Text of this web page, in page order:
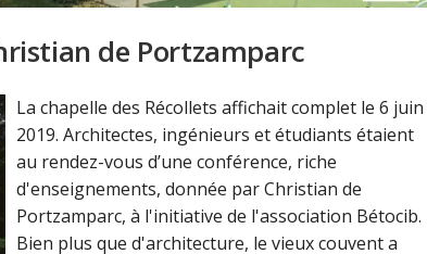
de Portzamparc
La chapelle des Récollets affichait complet le 6 juin
2019. Architectes, ingénieurs et étudiants étaient
au rendez-vous d’une conférence, riche
d'enseignements, donnée par Christian de
Portzamparc, à l'initiative de l'association Bétocib.
Bien plus que d'architecture, le vieux couvent a